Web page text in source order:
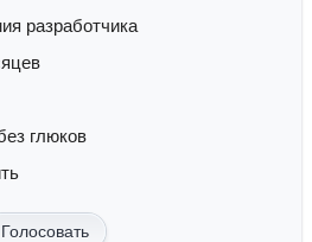
разработчика
глюков
Голосовать